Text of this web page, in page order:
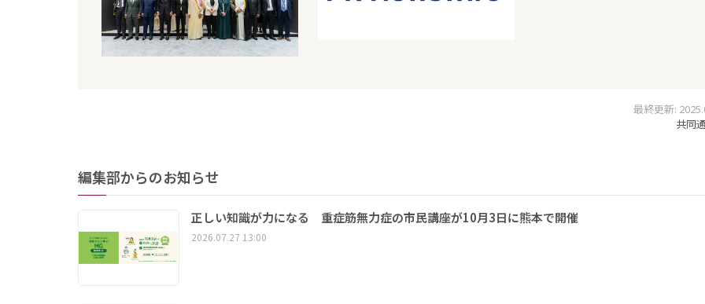
最終更新:
共同
編集部からのお知らせ
正しい知識が力になる 重症筋無力症の市民講座が10月3日に熊本で開催
2026.07.27 13:00